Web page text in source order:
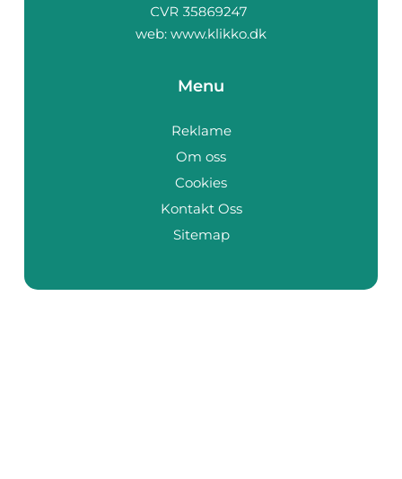
web: www.klikko.dk
Menu
Reklame
Om oss
Cookies
Kontakt Oss
Sitemap